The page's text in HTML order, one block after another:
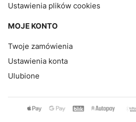
Ustawienia plików cookies
MOJE KONTO
Twoje zamówienia
Ustawienia konta
Ulubione